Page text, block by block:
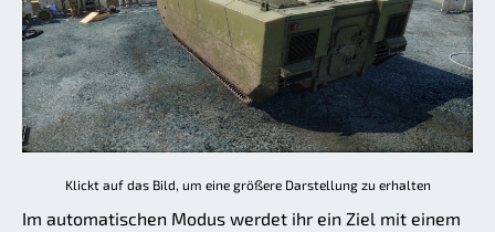
Klickt auf das Bild, um eine größere Darstellung zu erhalten
Im automatischen Modus werdet ihr ein Ziel mit einem